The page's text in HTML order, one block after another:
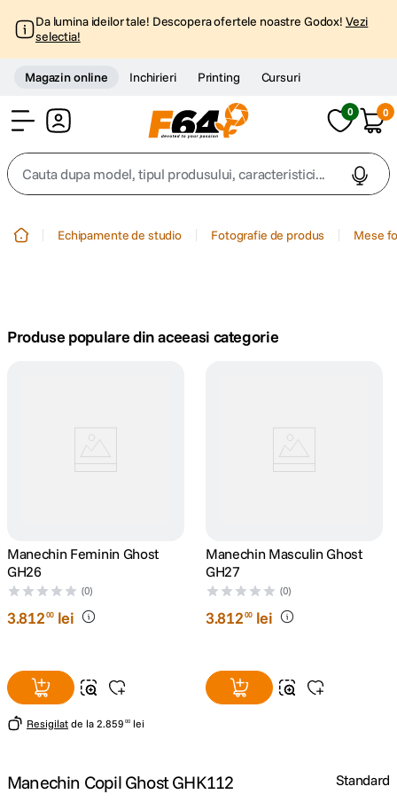
Da lumina ideilor tale! Descopera ofertele noastre Godox! Vezi
selectia!
Magazin online Inchirieri Printing Cursuri
0 0
Cauta dupa model, tipul produsului, caracteristici...
trepied telefon
canon sx740 hs
lavaliera
8 dji mic mini
dji osmo
Echipamente de studio Fotografie de produs Mese
Produse populare din aceeasi categorie
Manechin Feminin Ghost
GH26
(0)
3.81200 lei
Resigilat de la 2.859 00 lei
Manechin Masculin Ghost
GH27
(0)
3.81200 lei
Manechin Copil Ghost GHK112 Standard